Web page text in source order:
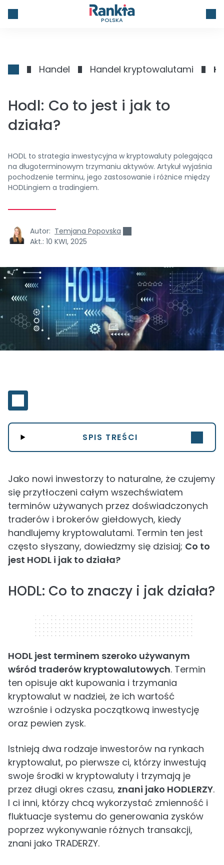
POLSKA
Handel Handel kryptowalutami
Hodl: Co to jest i jak to
działa?
HODL to strategia inwestycyjna w kryptowaluty polegająca
na długoterminowym trzymaniu aktywów. Artykuł wyjaśnia
pochodzenie terminu, jego zastosowanie i różnice między
HODLingiem a tradingiem.
Autor: Temjana Popovska
Akt.: 10 KWI, 2025
SPIS TREŚCI
Jako nowi inwestorzy to naturalne, że czujemy
się przytłoczeni całym wszechświatem
terminów używanych przez doświadczonych
traderów i brokerów giełdowych, kiedy
handlujemy kryptowalutami. Termin ten jest
często słyszany, dowiedzmy się dzisiaj; Co to
jest HODL i jak to działa?
HODL: Co to znaczy i jak działa?
320 x 50
HODL jest terminem szeroko używanym
wśród traderów kryptowalutowych. Termin
ten opisuje akt kupowania i trzymania
kryptowalut w nadziei, że ich wartość
wzrośnie i odzyska początkową inwestycję
oraz pewien zysk.
Istnieją dwa rodzaje inwestorów na rynkach
kryptowalut, po pierwsze ci, którzy inwestują
swoje środki w kryptowaluty i trzymają je
przez długi okres czasu, znani jako HODLERZY.
I ci inni, którzy chcą wykorzystać zmienność i
fluktuacje systemu do generowania zysków
poprzez wykonywanie różnych transakcji,
znani jako TRADERZY.